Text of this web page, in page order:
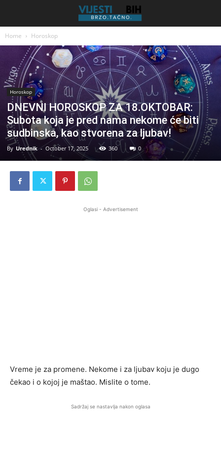
Home Horoskop
Horoskop
DNEVNI HOROSKOP ZA 18.OKTOBAR:
Subota koja je pred nama nekome će biti
sudbinska, kao stvorena za ljubav!
By Urednik - October 17, 2025 360 0
Oglasi - Advertisement
Vreme je za promene. Nekome i za ljubav koju je dugo
čekao i o kojoj je maštao. Mislite o tome.
Sadržaj se nastavlja nakon oglasa